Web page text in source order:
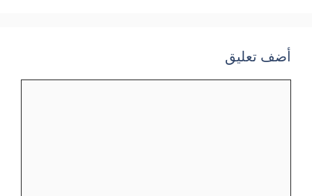
أضف تعليق